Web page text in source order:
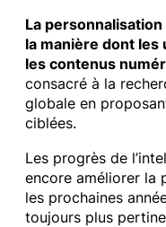
La
la manière dont
les contenus
consacré à la
globale en
ciblées.
Les progrès de
encore améliorer la
les prochaines
toujours plus